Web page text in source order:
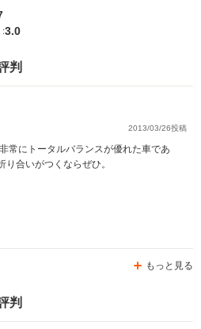
:3.0
判
2013/03/26投稿
常にトータルバランスが優れた車であ
り合いがつくならぜひ。
もっと見る
判